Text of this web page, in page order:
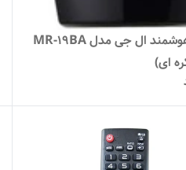
کنترل هوشمند ال جی مدل MR-19BA
ای)